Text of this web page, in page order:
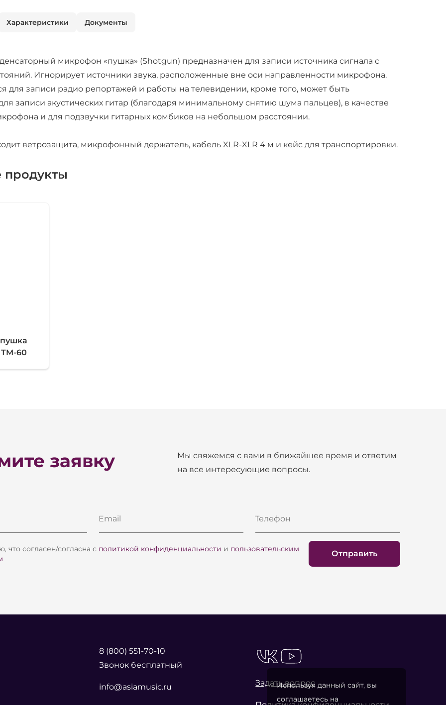
Характеристики Документы
микрофон «пушка» (Shotgun) предназначен для записи источника сигнала с
Игнорирует источники звука, расположенные вне оси направленности микрофона.
для записи радио репортажей и работы на телевидении, кроме того, может быть
записи акустических гитар (благодаря минимальному снятию шума пальцев), в качестве
и для подзвучки гитарных комбиков на небольшом расстоянии.
ветрозащита, микрофонный держатель, кабель XLR-XLR 4 м и кейс для транспортировки.
60
заявку
Мы свяжемся с вами в ближайшее время и ответим
на все интересующие вопросы.
Email Телефон
что согласен/согласна с политикой конфиденциальности и пользовательским
Отправить
8 (800) 551-70-10
Звонок бесплатный
info@asiamusic.ru Задать вопрос
Используя данный сайт, вы
соглашаетесь на